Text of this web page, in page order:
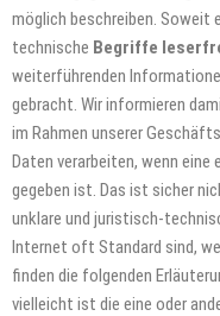
möglich beschreiben. Soweit
technische Begriffe
weiterführenden
gebracht. Wir informieren
im Rahmen unserer
Daten verarbeiten, wenn eine
gegeben ist. Das ist sicher
unklare und juristisch-
Internet oft Standard sind,
finden die folgenden
vielleicht ist die eine oder